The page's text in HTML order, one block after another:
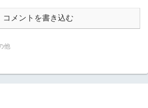
コメントを書き込む
他